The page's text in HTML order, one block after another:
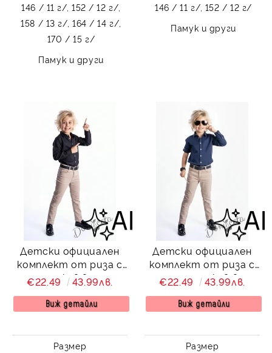
146 / 11 г/, 152 / 12 г/,
158 / 13 г/, 164 / 14 г/,
170 / 15 г/
Памук и други
146 / 11 г/, 152 / 12 г/
Памук и други
Детски официален
комплект от риза с
дълъг ръкав в черно,
дълъг панталон в
бежово от колекция
€22.49 43.99лв.
Виж детайли
Размер
Детски официален
комплект от риза с
дълъг ръкав в
тъмносиньо с дълъг
панталон в бежово с
€22.49 43.99лв.
Виж детайли
Размер